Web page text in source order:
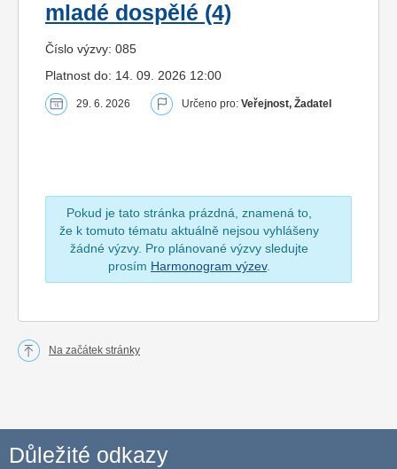
mladé dospělé (4)
Číslo výzvy: 085
Platnost do: 14. 09. 2026 12:00
29. 6. 2026 Určeno pro: Veřejnost, Žadatel
Pokud je tato stránka prázdná, znamená to,
že k tomuto tématu aktuálně nejsou vyhlášeny
žádné výzvy. Pro plánované výzvy sledujte
prosím Harmonogram výzev.
Na začátek stránky
Důležité odkazy